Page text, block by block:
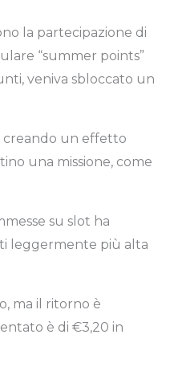
la partecipazione di
“summer points”
veniva sbloccato un
creando un effetto
una missione, come
su slot ha
leggermente più alta
ma il ritorno è
è di €3,20 in